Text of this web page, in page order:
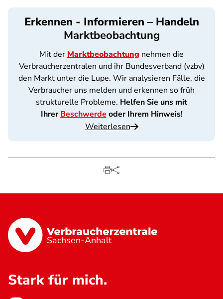
Erkennen - Informieren – Handeln
Marktbeobachtung
Mit der Marktbeobachtung nehmen die
Verbraucherzentralen und ihr Bundesverband (vzbv)
den Markt unter die Lupe. Wir analysieren Fälle, die
Verbraucher uns melden und erkennen so früh
strukturelle Probleme. Helfen Sie uns mit
IhrerBeschwerde oder Ihrem Hinweis!
Weiterlesen
Sachsen-Anhalt
Stark für mich.